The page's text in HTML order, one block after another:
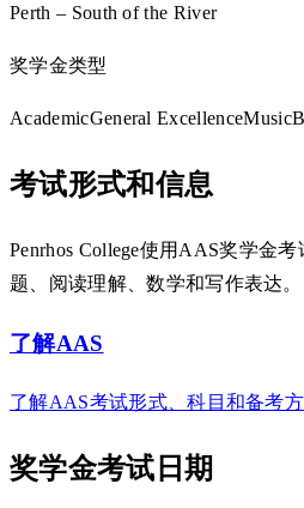
Perth – South of the River
奖学金类型
AcademicGeneral ExcellenceMusic
考试形式和信息
Penrhos College使用AAS奖学金
题、阅读理解、数学和写作表达。
了解AAS
了解AAS考试形式、科目和备考方
奖学金考试日期